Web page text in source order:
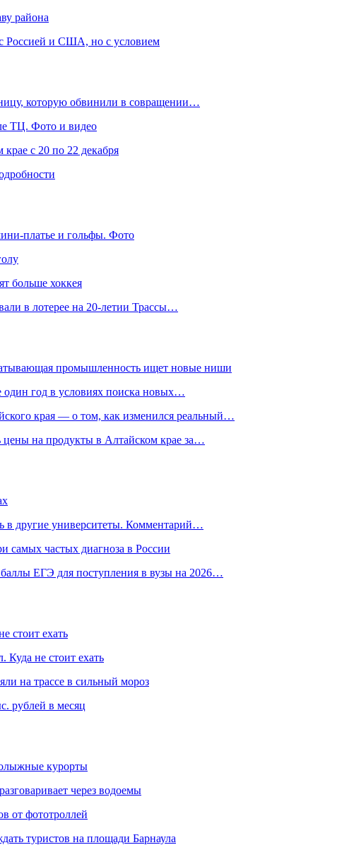
района
с Россией и США, но с условием
которую обвинили в совращении…
ТЦ. Фото и видео
с 20 по 22 декабря
платье и гольфы. Фото
больше хоккея
в лотерее на 20-летии Трассы…
промышленность ищет новые ниши
год в условиях поиска новых…
края — о том, как изменился реальный…
на продукты в Алтайском крае за…
в другие университеты. Комментарий…
самых частых диагноза в России
ЕГЭ для поступления в вузы на 2026…
стоит ехать
Куда не стоит ехать
на трассе в сильный мороз
рублей в месяц
курорты
через водоемы
от фототроллей
туристов на площади Барнаула